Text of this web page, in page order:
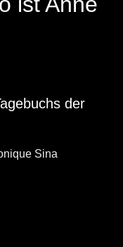
der
Sina